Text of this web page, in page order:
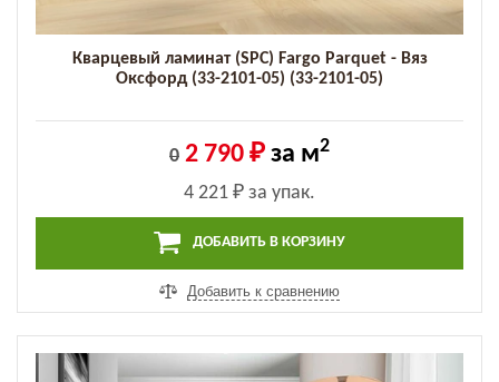
Кварцевый ламинат (SPC) Fargo Parquet - Вяз
Оксфорд (33-2101-05) (33-2101-05)
0 2 790 ₽ за м2
4 221 ₽ за упак.
ДОБАВИТЬ В КОРЗИНУ
Добавить к сравнению